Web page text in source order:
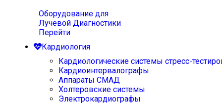
Оборудование для
Лучевой Диагностики
Перейти
Кардиология
Кардиологические системы стресс-
Кардиоинтервалографы
Аппараты СМАД
Холтеровские системы
Электрокардиографы